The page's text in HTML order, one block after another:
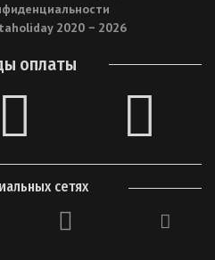
2020 − 2026
оплаты
сетях